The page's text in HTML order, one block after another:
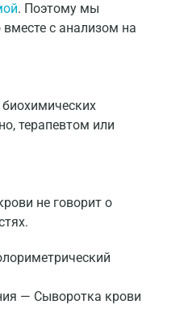
. Поэтому мы
с анализом на
терапевтом или
не говорит о
— Сыворотка крови